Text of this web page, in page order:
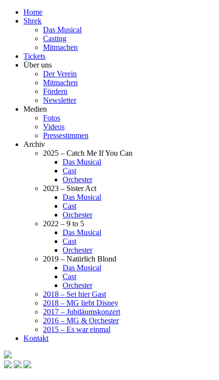
Home
Shrek
Das Musical
Casting
Mitmachen
Tickets
Über uns
Der Verein
Mitmachen
Fördern
Newsletter
Medien
Fotos
Videos
Pressestimmen
Archiv
2025 – Catch Me If You Can
Das Musical
Cast
Orchester
2023 – Sister Act
Das Musical
Cast
Orchester
2022 – 9 to 5
Das Musical
Cast
Orchester
2019 – Natürlich Blond
Das Musical
Cast
Orchester
2018 – Sei hier Gast
2018 – MG liebt Disney
2017 – Jubiläumskonzert
2016 – MG & Orchester
2015 – Es war einmal
Kontakt